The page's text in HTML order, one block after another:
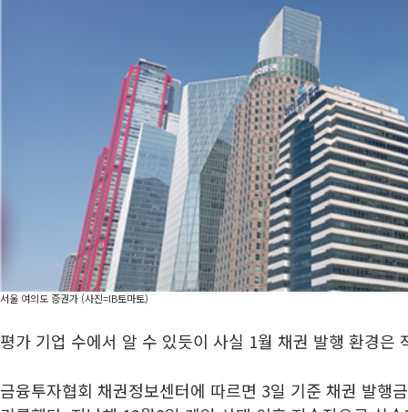
서울 여의도 증권가 (사진=IB토마토)
평가 기업 수에서 알 수 있듯이 사실 1월 채권 발행 환경은
금융투자협회 채권정보센터에 따르면 3일 기준 채권 발행